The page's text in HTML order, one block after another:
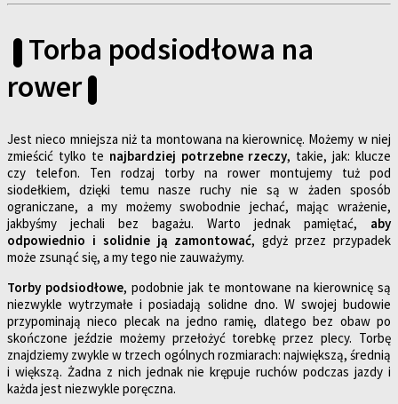
Torba podsiodłowa na
rower
Jest nieco mniejsza niż ta montowana na kierownicę. Możemy w niej
zmieścić tylko te najbardziej potrzebne rzeczy, takie, jak: klucze
czy telefon. Ten rodzaj torby na rower montujemy tuż pod
siodełkiem, dzięki temu nasze ruchy nie są w żaden sposób
ograniczane, a my możemy swobodnie jechać, mając wrażenie,
jakbyśmy jechali bez bagażu. Warto jednak pamiętać, aby
odpowiednio i solidnie ją zamontować, gdyż przez przypadek
może zsunąć się, a my tego nie zauważymy.
Torby podsiodłowe, podobnie jak te montowane na kierownicę są
niezwykle wytrzymałe i posiadają solidne dno. W swojej budowie
przypominają nieco plecak na jedno ramię, dlatego bez obaw po
skończone jeździe możemy przełożyć torebkę przez plecy. Torbę
znajdziemy zwykle w trzech ogólnych rozmiarach: największą, średnią
i większą. Żadna z nich jednak nie krępuje ruchów podczas jazdy i
każda jest niezwykle poręczna.